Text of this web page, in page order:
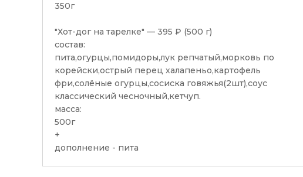
350г
"Хот-дог на тарелке" — 395 ₽ (500 г)
состав:
пита,огурцы,помидоры,лук репчатый,морковь по
корейски,острый перец халапеньо,картофель
фри,солёные огурцы,сосиска говяжья(2шт),соус
классический чесночный,кетчуп.
масса:
500г
+
дополнение - пита